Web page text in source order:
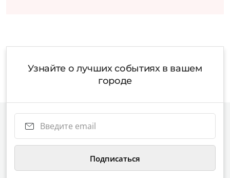
Узнайте о лучших событиях в вашем
городе